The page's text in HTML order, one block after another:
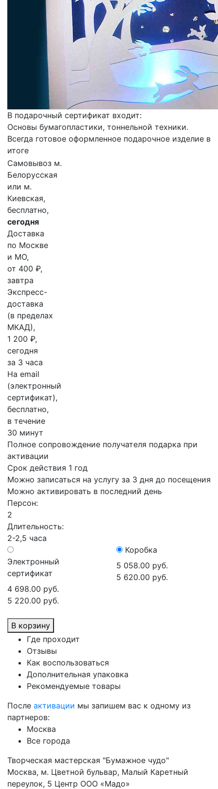
В подарочный сертификат входит:
Основы бумагопластики, тоннельной техники.
Всегда готовое оформленное подарочное изделие в
итоге
Самовывоз м.
Белорусская
или м.
Киевская,
бесплатно,
сегодня
Доставка
по Москве
и МО,
от 400 ₽,
завтра
Экспресс-
доставка
(в пределах
МКАД),
1 200 ₽,
сегодня
за 3 часа
На email
(электронный
сертификат),
бесплатно,
в течение
30 минут
Полное сопровождение получателя подарка при
активации
Срок действия 1 год
Можно записаться на услугу за 3 дня до посещения
Можно активировать в последний день
Персон:
2
Длительность:
2-2,5 часа
Электронный
сертификат
4 698.00 руб.
5 220.00 руб.
Коробка
5 058.00 руб.
5 620.00 руб.
В корзину
Где проходит
Отзывы
Как воспользоваться
Дополнительная упаковка
Рекомендуемые товары
После активации мы запишем вас к одному из
партнеров:
Москва
Все города
Творческая мастерская "Бумажное чудо"
Москва, м. Цветной бульвар, Малый Каретный
переулок, 5 Центр ООО «Мадо»